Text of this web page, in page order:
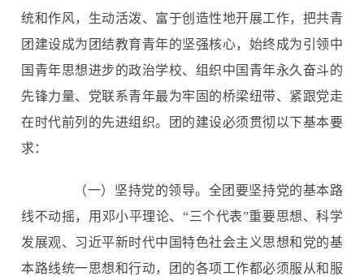
统和作风，生动活泼、富于创造性地开展工作，把共青
团建设成为团结教育青年的坚强核心，始终成为引领中
国青年思想进步的政治学校、组织中国青年永久奋斗的
先锋力量、党联系青年最为牢固的桥梁纽带、紧跟党走
在时代前列的先进组织。团的建设必须贯彻以下基本要
求：
（一）坚持党的领导。全团要坚持党的基本路
线不动摇，用邓小平理论、“三个代表”重要思想、科学
发展观、习近平新时代中国特色社会主义思想和党的基
本路线统一思想和行动，团的各项工作都必须服从和服